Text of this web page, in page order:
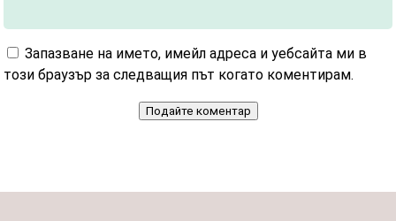
Запазване на името, имейл адреса и уебсайта ми в
този браузър за следващия път когато коментирам.
Подайте коментар